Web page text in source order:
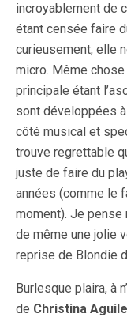
incroyablement de
étant censée faire
curieusement, elle
micro. Même
principale étant
sont développées
côté musical et
trouve regrettable
juste de faire du
années (comme le
moment). Je pense
de même une jolie
reprise de Blondie
Burlesque plaira, à
de Christina